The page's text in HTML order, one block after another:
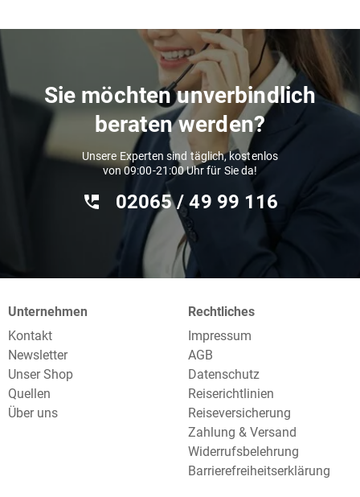
Sie möchten unverbindlich
beraten werden?
Unsere Experten sind täglich, kostenlos
von 09:00-21:00 Uhr für Sie da!
02065 / 49 ‌99 116
Unternehmen
Kontakt
Newsletter
Unser Shop
Quellen
Über uns
Rechtliches
Impressum
AGB
Datenschutz
Reiserichtlinien
Reiseversicherung
Zahlung & Versand
Widerrufsbelehrung
Barrierefreiheitserklärung